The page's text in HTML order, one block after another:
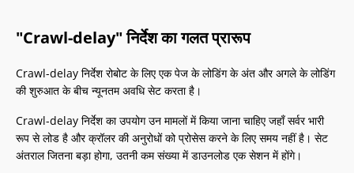
"Crawl-delay" निर्देश का गलत प्रारूप
Crawl-delay निर्देश रोबोट के लिए एक पेज के लोडिंग के अंत और अगले के लोडिंग
की शुरुआत के बीच न्यूनतम अवधि सेट करता है।
Crawl-delay निर्देश का उपयोग उन मामलों में किया जाना चाहिए जहाँ सर्वर भारी
रूप से लोड है और क्रॉलर की अनुरोधों को प्रोसेस करने के लिए समय नहीं है। सेट
अंतराल जितना बड़ा होगा, उतनी कम संख्या में डाउनलोड एक सेशन में होंगे।